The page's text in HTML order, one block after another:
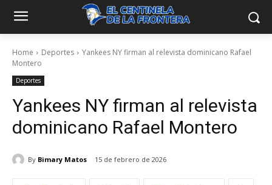
Home Deportes
Yankees NY firman al relevista dominicano Rafael
Montero
Deportes
Yankees NY firman al relevista
dominicano Rafael Montero
By Bimary Matos 15 de febrero de 2026